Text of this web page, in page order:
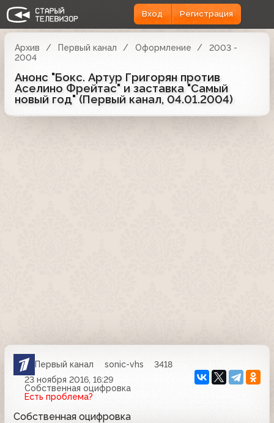
Вход Регистрация
Архив Первый канал Оформление
2003 -
2004
Анонс "Бокс. Артур Григорян против
Аселино Фрейтас" и заставка "Самый
новый год" (Первый канал, 04.01.2004)
Первый канал sonic-vhs
3418
23 ноября 2016, 16:29
Собственная оцифровка
Есть проблема?
Собственная оцифровка